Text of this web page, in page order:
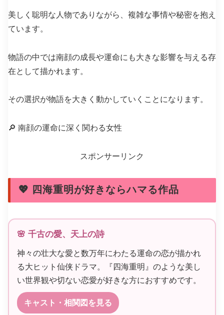
美しく聡明な人物でありながら、複雑な事情や秘密を抱え
ています。
物語の中では南顔の成長や運命にも大きな影響を与える存
在として描かれます。
その選択が物語を大きく動かしていくことになります。
🔎 南顔の運命に深く関わる女性
スポンサーリンク
💖 四海重明が好きならハマる作品
🌸 千古の愛、天上の詩
神々の壮大な愛と数万年にわたる運命の恋が描かれ
る大ヒット仙侠ドラマ。『四海重明』のような美し
い世界観や切ない恋愛が好きな方におすすめです。
キャスト・相関図を見る